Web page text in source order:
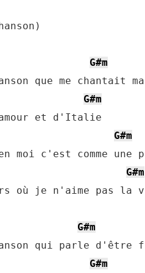
G#m
G#m
G#m
G#m
où je n'aime pas la
G#m
G#m